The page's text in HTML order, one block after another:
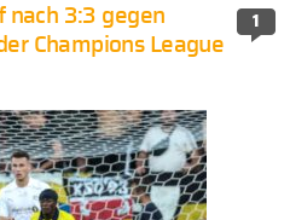
1
nach 3:3 gegen
Champions League